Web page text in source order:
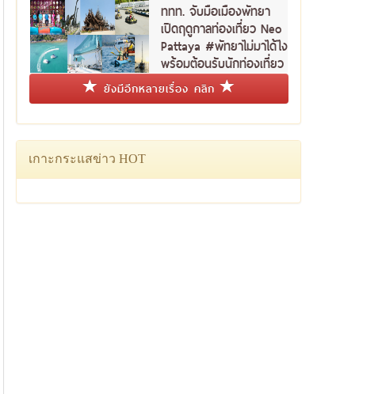
ททท. จับมือเมืองพัทยา
เปิดฤดูกาลท่องเที่ยว Neo
Pattaya #พัทยาไม่มาได้ไง
พร้อมต้อนรับนักท่องเที่ยว
ชาวไทย
ยังมีอีกหลายเรื่อง คลิก
เกาะกระแสข่าว HOT